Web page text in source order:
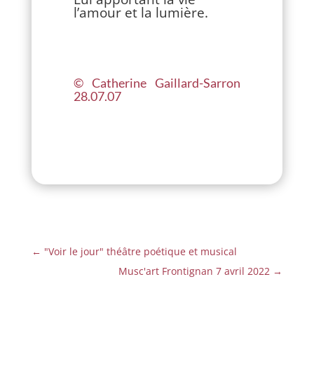
l’amour et la lumière.
© Catherine Gaillard-Sarron
28.07.07
← "Voir le jour" théâtre poétique et musical
Musc'art Frontignan 7 avril 2022 →